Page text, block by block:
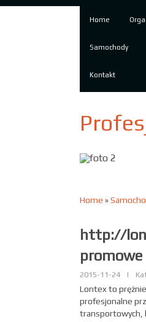
Home
Samochody
Kontakt
Home »
http://
promowe
2015-11-24 |
Lontex to
profesjonalne
transportowych,